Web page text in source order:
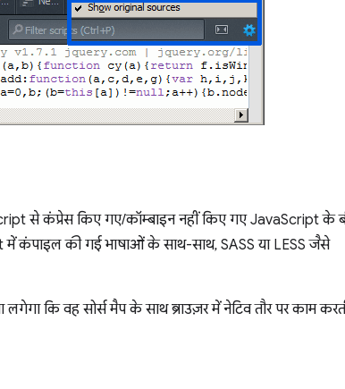
से कंप्रेस किए गए/कॉम्बाइन नहीं किए गए JavaScript के
में कंपाइल की गई भाषाओं के साथ-साथ, SASS या LESS जैसे
कि वह सोर्स मैप के साथ ब्राउज़र में नेटिव तौर पर काम